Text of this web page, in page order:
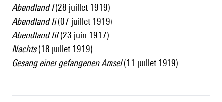
Abendland I(28 juillet 1919)
Abendland II(07 juillet 1919)
Abendland III(23 juin 1917)
Nachts(18 juillet 1919)
Gesang einer gefangenen Amsel(11 juillet 1919)